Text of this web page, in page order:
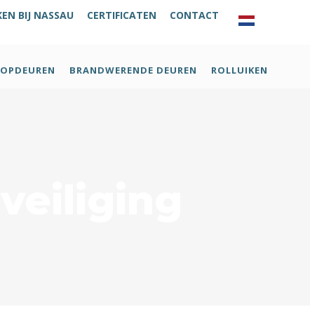
BIJ NASSAU CERTIFICATEN CONTACT
BRANDWERENDE DEUREN ROLLUIKEN